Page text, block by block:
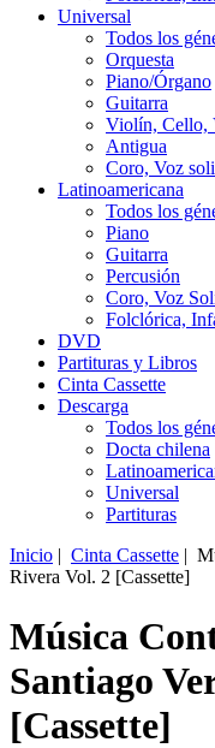
Universal
Todos los
Orquesta
Piano/Órgano
Guitarra
Violín, Cello,
Antigua
Coro, Voz
Latinoamericana
Todos los
Piano
Guitarra
Percusión
Coro, Voz
Folclórica,
DVD
Partituras y Libros
Cinta Cassette
Descarga
Todos los
Docta chilena
Universal
Partituras
Inicio | Cinta Cassette |
Rivera Vol. 2 [Cassette]
Música
Santiago
[Cassette]